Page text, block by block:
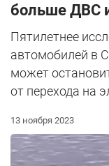
больше ДВС
Пятилетнее
автомобилей в
может
от перехода на
13 ноября 2023